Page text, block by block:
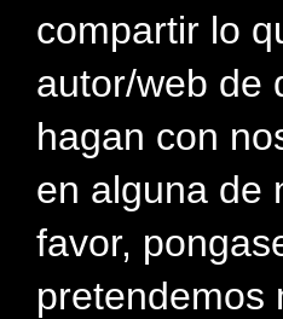
compartir lo
autor/web de
hagan con
en alguna de
favor,
pretendemos